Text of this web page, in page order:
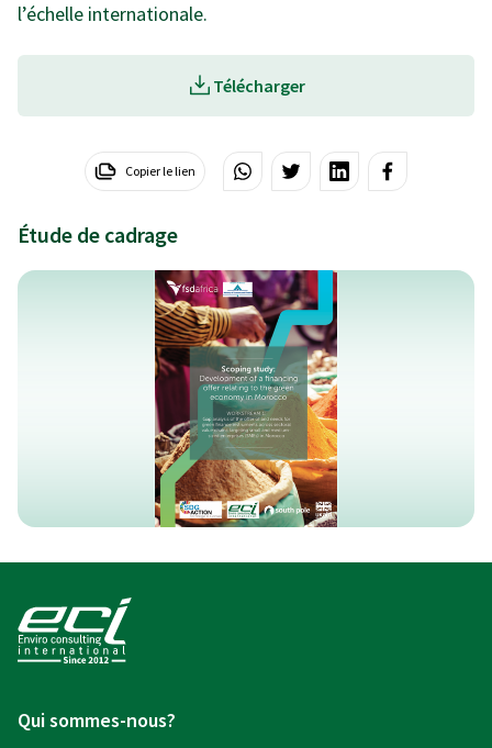
l’échelle internationale.
Télécharger
Copier le lien
Étude de cadrage
Qui sommes-nous?